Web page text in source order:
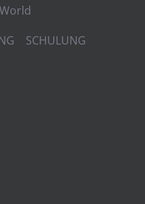
SCHULUNG